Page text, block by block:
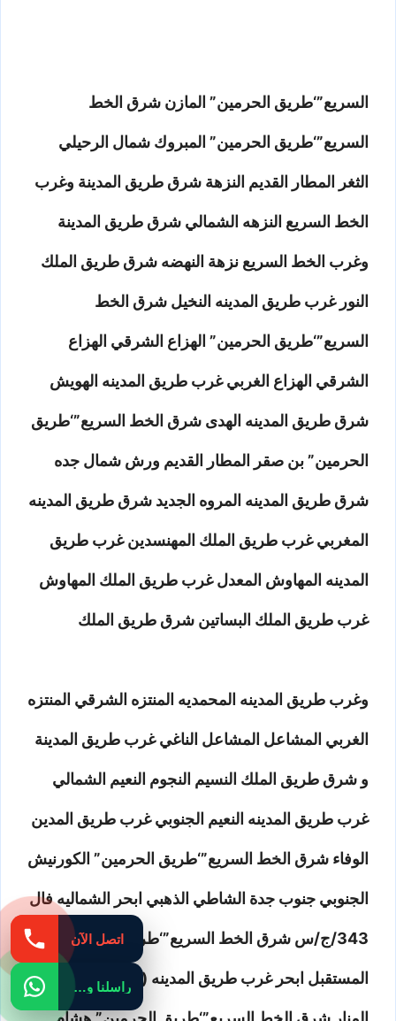
السريع”‘طريق الحرمين” المازن شرق الخط
السريع”‘طريق الحرمين” المبروك شمال الرحيلي
الثغر المطار القديم النزهة شرق طريق المدينة وغرب
الخط السريع النزهه الشمالي شرق طريق المدينة
وغرب الخط السريع نزهة النهضه شرق طريق الملك
النور غرب طريق المدينه النخيل شرق الخط
السريع”‘طريق الحرمين” الهزاع الشرقي الهزاع
الشرقي الهزاع الغربي غرب طريق المدينه الهويش
شرق طريق المدينه الهدى شرق الخط السريع”‘طريق
الحرمين” بن صقر المطار القديم ورش شمال جده
شرق طريق المدينه المروه الجديد شرق طريق المدينه
المغربي غرب طريق الملك المهنسدين غرب طريق
المدينه المهاوش المعدل غرب طريق الملك المهاوش
غرب طريق الملك البساتين شرق طريق الملك
وغرب طريق المدينه المحمديه المنتزه الشرقي المنتزه
الغربي المشاعل المشاعل الناغي غرب طريق المدينة
و شرق طريق الملك النسيم النجوم النعيم الشمالي
غرب طريق المدينه النعيم الجنوبي غرب طريق المدين
الوفاء شرق الخط السريع”‘طريق الحرمين” الكورنيش
الجنوبي جنوب جدة الشاطي الذهبي ابحر الشماليه فال
343/ج/س شرق الخط السريع”‘طريق الحرمين”
المستقبل ابحر غرب طريق المدينه ( محطة الرحيلي )
اتصل الآن
راسلنا واتساب